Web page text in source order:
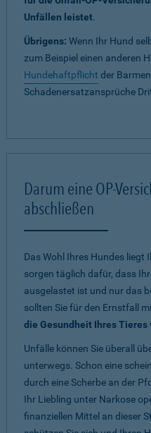
Unfällen leistet.
Übrigens: Wenn Ihr Hund
zum Beispiel einen anderen
Hundehaftpflicht der
Schadenersatzansprüche
Darum eine OP-
abschließen
Das Wohl Ihres Hundes liegt
sorgen täglich dafür, dass
ausgelastet ist und nur das
sollten Sie für den Ernstfall
die Gesundheit Ihres Tieres
Unfälle können Sie überall
unterwegs. Schon eine
durch eine Scherbe an der
Ihr Liebling unter Narkose
finanziellen Mittel an dieser